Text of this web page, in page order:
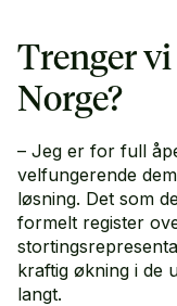
Trenger
Norge?
– Jeg er for full
velfungerende
løsning. Det som
formelt register
kraftig økning i de
langt.